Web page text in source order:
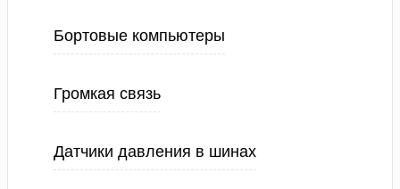
Бортовые компьютеры
Громкая связь
Датчики давления в шинах